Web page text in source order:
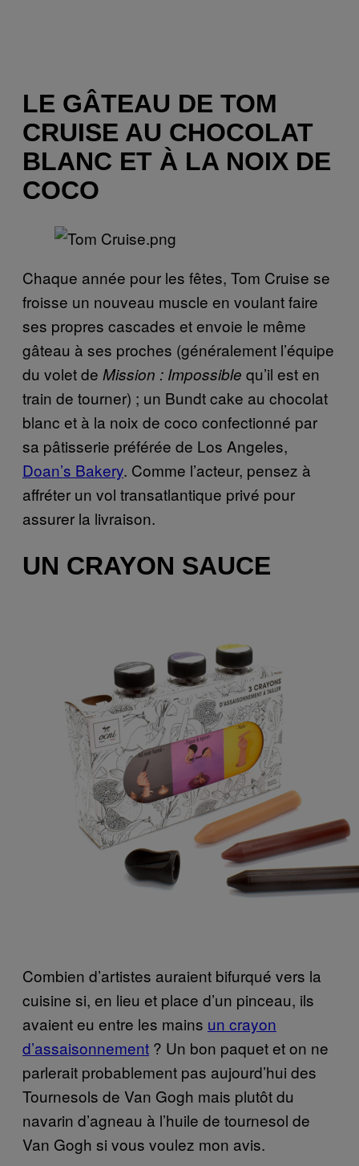
LE GÂTEAU DE TOM
CRUISE AU CHOCOLAT
BLANC ET À LA NOIX DE
COCO
Chaque année pour les fêtes, Tom Cruise se
froisse un nouveau muscle en voulant faire
ses propres cascades et envoie le même
gâteau à ses proches (généralement l’équipe
du volet de Mission : Impossible qu’il est en
train de tourner) ; un Bundt cake au chocolat
blanc et à la noix de coco confectionné par
sa pâtisserie préférée de Los Angeles,
Doan’s Bakery. Comme l’acteur, pensez à
affréter un vol transatlantique privé pour
assurer la livraison.
UN CRAYON SAUCE
Combien d’artistes auraient bifurqué vers la
cuisine si, en lieu et place d’un pinceau, ils
avaient eu entre les mains un crayon
d’assaisonnement ? Un bon paquet et on ne
parlerait probablement pas aujourd’hui des
Tournesols de Van Gogh mais plutôt du
navarin d’agneau à l’huile de tournesol de
Van Gogh si vous voulez mon avis.